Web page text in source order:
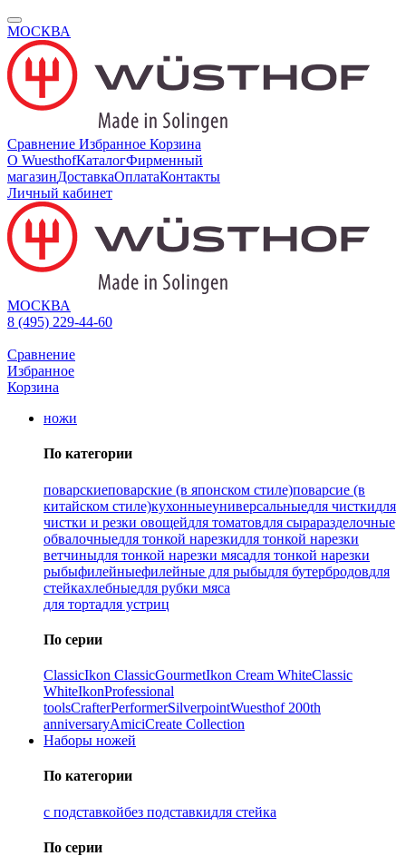
МОСКВА
Сравнение Избранное Корзина
О WuesthofКаталогФирменный
магазинДоставкаОплатаКонтакты
Личный кабинет
МОСКВА
8 (495) 229-44-60
Сравнение
Избранное
Корзина
ножи
По категории
поварскиеповарские (в японском стиле)поварсие (в
китайском стиле)кухонныеуниверсальныедля чисткидля
чистки и резки овощейдля томатовдля сыраразделочные
обвалочныедля тонкой нарезкидля тонкой нарезки
ветчиныдля тонкой нарезки мясадля тонкой нарезки
рыбыфилейныефилейные для рыбыдля бутербродовдля
стейкахлебныедля рубки мяса
для тортадля устриц
По серии
ClassicIkon ClassiсGourmetIkon Cream WhiteClassic
WhiteIkonProfessional
toolsCrafterPerformerSilverpointWuesthof 200th
anniversaryAmiciCreate Collection
Наборы ножей
По категории
с подставкойбез подставкидля стейка
По серии